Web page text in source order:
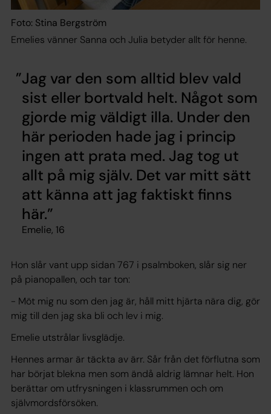
Foto: Stina Bergström
Emelies vänner Sanna och Julia betyder allt för henne.
Jag var den som alltid blev vald
sist eller bortvald helt. Något som
gjorde mig väldigt illa. Under den
här perioden hade jag i princip
ingen att prata med. Jag tog ut
allt på mig själv. Det var mitt sätt
att känna att jag faktiskt finns
här.
Emelie, 16
Hon slår vant upp sidan 767 i psalmboken, slår sig ner
på pianopallen, och tar ton:
- Möt mig nu som den jag är, håll mitt hjärta nära dig, gör
mig till den jag ska bli och lev i mig.
Emelie utstrålar livsglädje.
Hennes armar är täckta av ärr. Sår från det förflutna som
har börjat blekna men som ändå aldrig lämnar helt. Hon
berättar om utfrysningen i klassrummen och om
självmordsförsöken.